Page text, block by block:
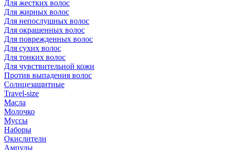
Для жестких волос
Для жирных волос
Для непослушных волос
Для окрашенных волос
Для поврежденных волос
Для сухих волос
Для тонких волос
Для чувствительной кожи
Против выпадения волос
Солнцезащитные
Travel-size
Масла
Молочко
Муссы
Наборы
Окислители
Ампулы